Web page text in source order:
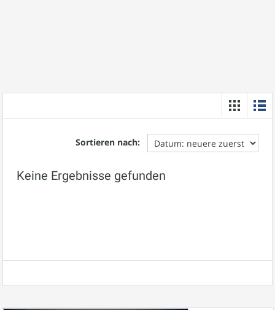
Sortieren nach:
Keine Ergebnisse gefunden